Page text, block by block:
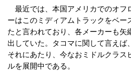
最近では、本国アメリカでのオフ
ーはこのミディアムトラックをベー
たと言われており、各メーカーも矢
出していた。タコマに関して言えば
それにあたり、今なおミドルクラス
ルを展開中である。